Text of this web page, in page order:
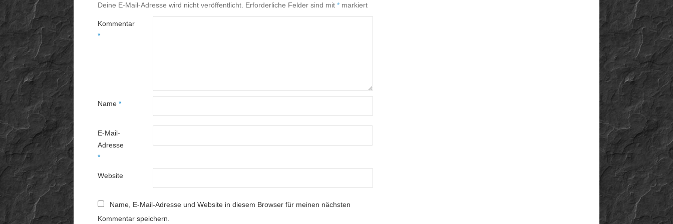
Deine E-Mail-Adresse wird nicht veröffentlicht. Erforderliche Felder sind mit * markiert
Kommentar
*
Name *
E-Mail-
Adresse
*
Website
Name, E-Mail-Adresse und Website in diesem Browser für meinen nächsten
Kommentar speichern.